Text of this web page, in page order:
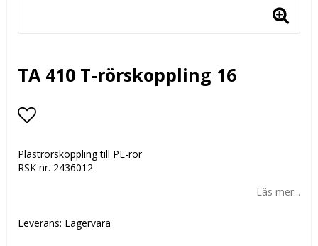
TA 410 T-rörskoppling 16
Plaströrskoppling till PE-rör
RSK nr. 2436012
Läs mer...
Leverans: Lagervara